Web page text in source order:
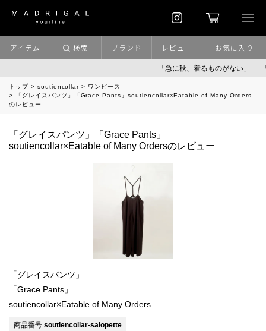
「急に秋、着るものがない」
アイテム 検索 ブランド レビュー お気に入り
トップ soutiencollar
ワンピース
「グレイスパンツ」「Grace Pants」soutiencollar×Eatable of Many Orders
のレビュー
「グレイスパンツ」「Grace Pants」
soutiencollar×Eatable of Many Ordersのレビュー
「グレイスパンツ」
「Grace Pants」
soutiencollar×Eatable of Many Orders
商品番号 soutiencollar-salopette